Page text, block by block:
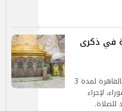
في ذكرى
أغلقت وزارة الأوقاف ضريح الإمام الحسين بالقاهرة لمدة 3
لإجراء
للصلاة.